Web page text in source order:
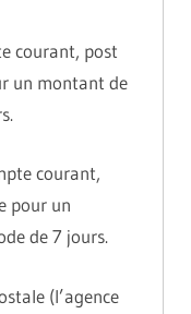
courant, post
un montant de
courant,
pour un
de 7 jours.
(l’agence